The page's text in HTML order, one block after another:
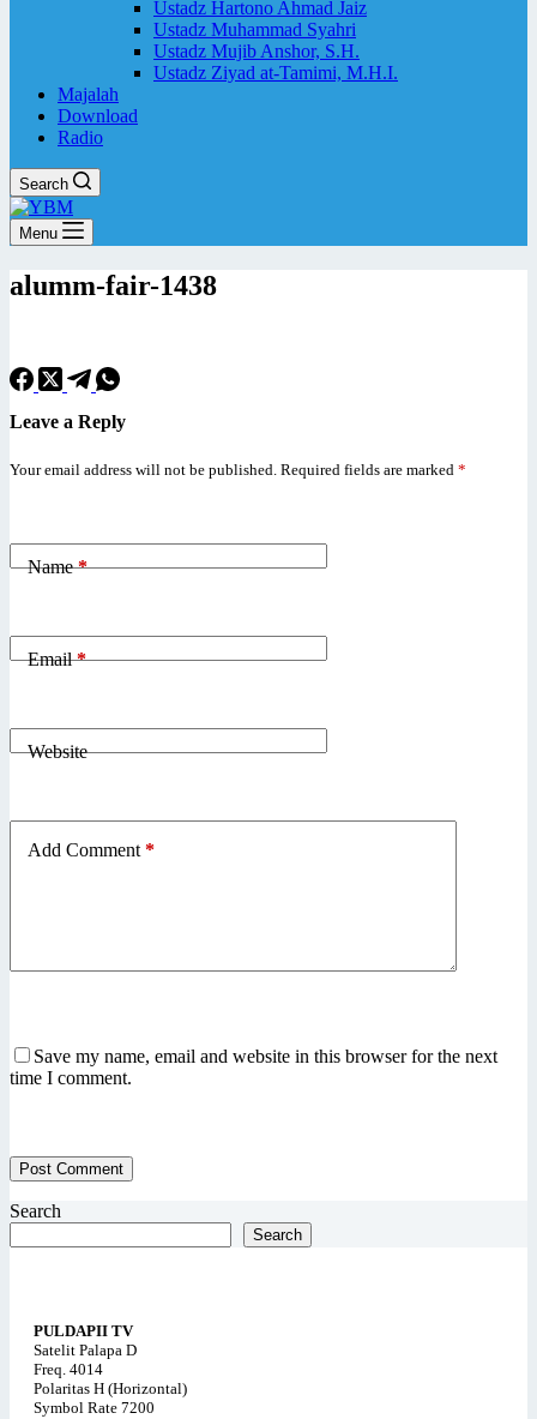
Ustadz Hartono Ahmad Jaiz
Ustadz Muhammad Syahri
Ustadz Mujib Anshor, S.H.
Ustadz Ziyad at-Tamimi, M.H.I.
Majalah
Download
Radio
Search
Menu
alumm-fair-1438
Leave a Reply
Your email address will not be published. Required fields are marked *
Name*
Email*
Website
Add Comment *
Save my name, email and website in this browser for the next
time I comment.
Post Comment
Search
Search
PULDAPII TV
Satelit Palapa D
Freq. 4014
Polaritas H (Horizontal)
Symbol Rate 7200